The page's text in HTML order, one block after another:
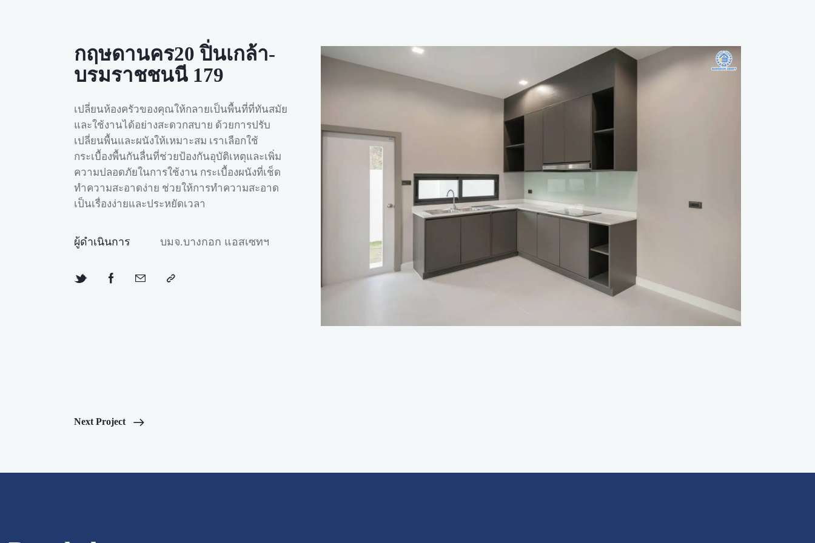
กฤษดานคร20 ปิ่นเกล้า-
บรมราชชนนี 179
เปลี่ยนห้องครัวของคุณให้กลายเป็นพื้นที่ที่ทันสมัย
และใช้งานได้อย่างสะดวกสบาย ด้วยการปรับ
เปลี่ยนพื้นและผนังให้เหมาะสม เราเลือกใช้
กระเบื้องพื้นกันลื่นที่ช่วยป้องกันอุบัติเหตุและเพิ่ม
ความปลอดภัยในการใช้งาน กระเบื้องผนังที่เช็ด
ทำความสะอาดง่าย ช่วยให้การทำความสะอาด
เป็นเรื่องง่ายและประหยัดเวลา
ผู้ดำเนินการ บมจ.บางกอก แอสเซทฯ
Next Project